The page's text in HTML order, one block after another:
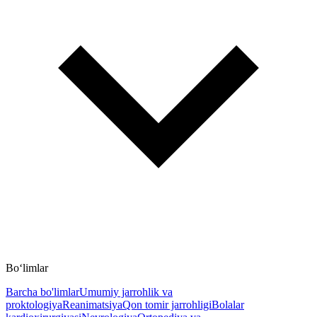
Bo‘limlar
Barcha bo'limlarUmumiy jarrohlik va
proktologiyaReanimatsiyaQon tomir jarrohligiBolalar